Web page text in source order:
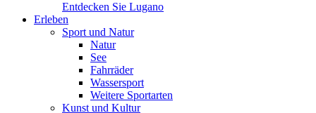
Entdecken Sie Lugano
Erleben
Sport und Natur
Natur
See
Fahrräder
Wassersport
Weitere Sportarten
Kunst und Kultur